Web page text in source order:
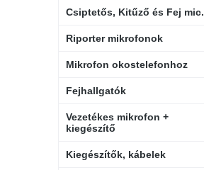
Csiptetős, Kitűző és Fej mic.
Riporter mikrofonok
Mikrofon okostelefonhoz
Fejhallgatók
Vezetékes mikrofon +
kiegészítő
Kiegészítők, kábelek